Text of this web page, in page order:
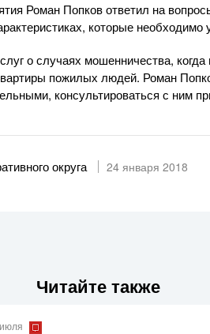
Роман Попков ответил на
которые
о случаях мошенничества,
пожилых людей. Роман
консультироваться с ним
округа 24 января 2018
Читайте также